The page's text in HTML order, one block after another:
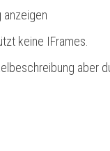
anzeigen
keine IFrames.
aber